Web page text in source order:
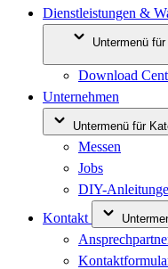
Dienstleistungen &
Untermenü
Download
Unternehmen
Untermenü für
Messen
Jobs
DIY-
Kontakt